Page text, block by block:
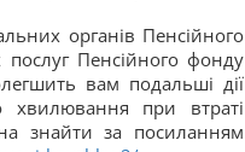
органів Пенсійного
Пенсійного фонду
вам подальші дії
хвилювання при втраті
знайти за посиланням